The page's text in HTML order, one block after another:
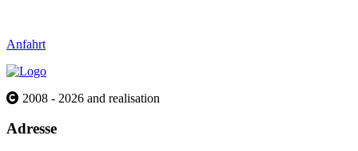
Anfahrt
2008 - 2026 and realisation
Adresse